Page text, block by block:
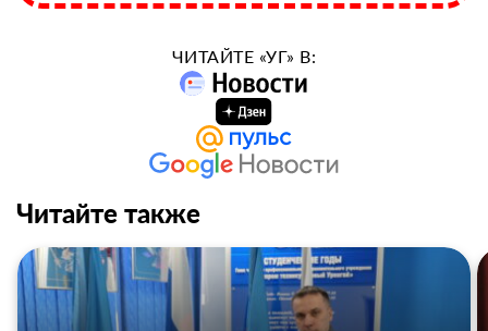
ЧИТАЙТЕ «УГ» В:
Читайте также